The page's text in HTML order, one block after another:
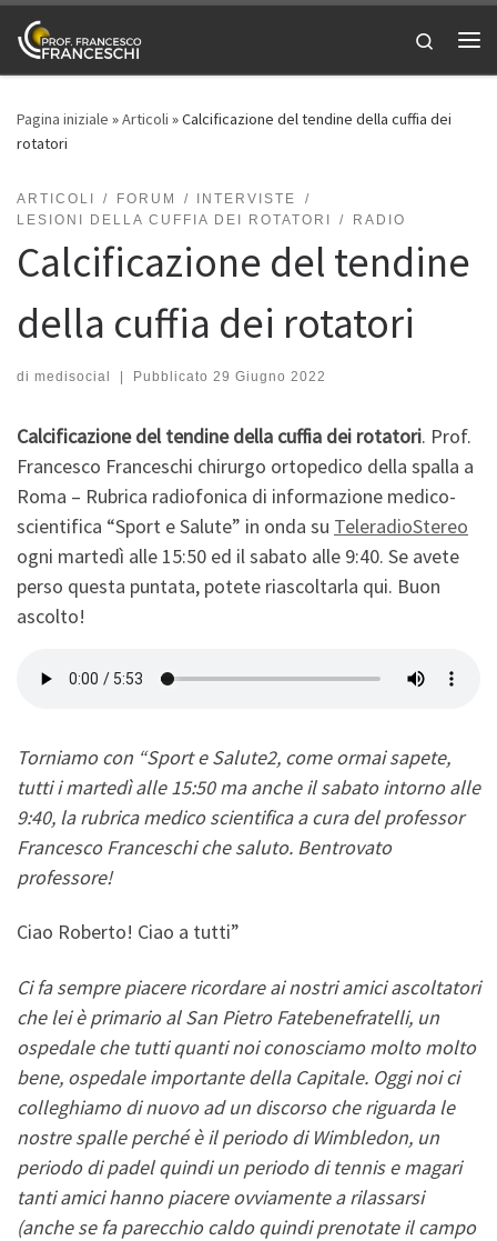
Passa al contenuto
Search
Pagina iniziale »Articoli »Calcificazione del tendine della cuffia dei
rotatori
ARTICOLI FORUM
INTERVISTE
LESIONI DELLA CUFFIA DEI ROTATORI
RADIO
Calcificazione del tendine
della cuffia dei rotatori
di medisocial Pubblicato 29 Giugno 2022
Calcificazione del tendine della cuffia dei rotatori. Prof.
Francesco Franceschi chirurgo ortopedico della spalla a
Roma – Rubrica radiofonica di informazione medico-
scientifica “Sport e Salute” in onda su TeleradioStereo
ogni martedì alle 15:50 ed il sabato alle 9:40. Se avete
perso questa puntata, potete riascoltarla qui. Buon
ascolto!
Torniamo con “Sport e Salute2, come ormai sapete,
tutti i martedì alle 15:50 ma anche il sabato intorno alle
9:40, la rubrica medico scientifica a cura del professor
Francesco Franceschi che saluto. Bentrovato
professore!
Ciao Roberto! Ciao a tutti”
Ci fa sempre piacere ricordare ai nostri amici ascoltatori
che lei è primario al San Pietro Fatebenefratelli, un
ospedale che tutti quanti noi conosciamo molto molto
bene, ospedale importante della Capitale. Oggi noi ci
colleghiamo di nuovo ad un discorso che riguarda le
nostre spalle perché è il periodo di Wimbledon, un
periodo di padel quindi un periodo di tennis e magari
tanti amici hanno piacere ovviamente a rilassarsi
(anche se fa parecchio caldo quindi prenotate il campo